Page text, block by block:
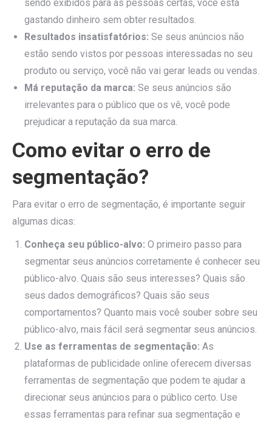
sendo exibidos para as pessoas certas, você está
gastando dinheiro sem obter resultados.
Resultados insatisfatórios: Se seus anúncios não
estão sendo vistos por pessoas interessadas no seu
produto ou serviço, você não vai gerar leads ou vendas.
Má reputação da marca: Se seus anúncios são
irrelevantes para o público que os vê, você pode
prejudicar a reputação da sua marca.
Como evitar o erro de
segmentação?
Para evitar o erro de segmentação, é importante seguir
algumas dicas:
Conheça seu público-alvo: O primeiro passo para
segmentar seus anúncios corretamente é conhecer seu
público-alvo. Quais são seus interesses? Quais são
seus dados demográficos? Quais são seus
comportamentos? Quanto mais você souber sobre seu
público-alvo, mais fácil será segmentar seus anúncios.
Use as ferramentas de segmentação: As
plataformas de publicidade online oferecem diversas
ferramentas de segmentação que podem te ajudar a
direcionar seus anúncios para o público certo. Use
essas ferramentas para refinar sua segmentação e